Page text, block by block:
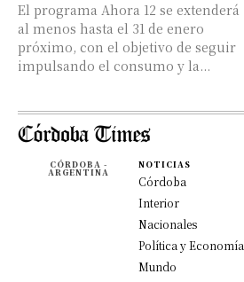
El programa Ahora 12 se extenderá
al menos hasta el 31 de enero
próximo, con el objetivo de seguir
impulsando el consumo y la...
CÓRDOBA -
ARGENTINA
NOTICIAS
Córdoba
Interior
Nacionales
Política y Economía
Mundo